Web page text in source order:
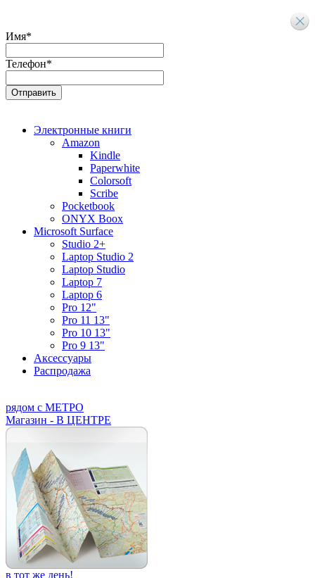
Имя*
Телефон*
Электронные книги
Amazon
Kindle
Paperwhite
Colorsoft
Scribe
Pocketbook
ONYX Boox
Microsoft Surface
Studio 2+
Laptop Studio 2
Laptop Studio
Laptop 7
Laptop 6
Pro 12"
Pro 11 13"
Pro 10 13"
Pro 9 13"
Аксессуары
Распродажа
рядом с МЕТРО
Магазин - В ЦЕНТРЕ
в тот же день!